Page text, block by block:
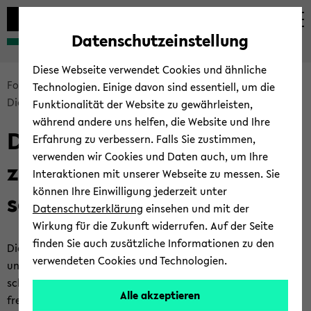
Automatische
vermeiden
zum
wechseln
zum
wechseln
zum
wechseln
Bread­
crumb
sprin­
gen
und
Haupt­
nü
wech­
seln
For­schen und Pu­bli­zie­ren
For­schungs­da­ten
Diens­te und Werk­zeu­ge
Diens­te und Werk­zeu­ge
zum Ma­nage­ment von For­
schungs­da­ten
Die Uni­ver­si­tät Bie­le­feld stellt ihren An­ge­hö­ri­gen Diens­te
und Werk­zeu­ge zur Ver­fü­gung, die sie im Um­gang mit For­
schungs­da­ten un­ter­stüt­zen. Diese Tools kön­nen Sie kos­ten­
frei nut­zen. Sie be­nö­ti­gen dazu le­dig­lich Ihr BITS-​Login. Bei
Datenschutzeinstellung
Diese Webseite verwendet Cookies und ähnliche
Technologien. Einige davon sind essentiell, um die
Funktionalität der Website zu gewährleisten,
während andere uns helfen, die Website und Ihre
Erfahrung zu verbessern. Falls Sie zustimmen,
verwenden wir Cookies und Daten auch, um Ihre
Interaktionen mit unserer Webseite zu messen. Sie
können Ihre Einwilligung jederzeit unter
Datenschutzerklärung einsehen und mit der
Wirkung für die Zukunft widerrufen. Auf der Seite
finden Sie auch zusätzliche Informationen zu den
verwendeten Cookies und Technologien.
Alle akzeptieren